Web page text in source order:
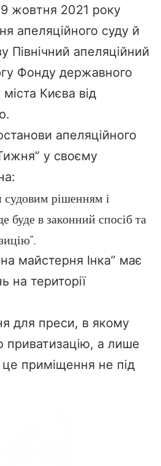
жовтня 2021 року
апеляційного суду й
Північний апеляційний
Фонду державного
Києва від
апеляційного
у своєму
:
рішенням і
буде в законний спосіб та
майстерня Інка” має
на території
для преси, в якому
приватизацію, а лише
приміщення не під